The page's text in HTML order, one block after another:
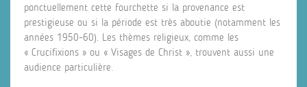
ponctuellement cette fourchette si la provenance est
prestigieuse ou si la période est très aboutie (notamment les
années 1950-60). Les thèmes religieux, comme les
« Crucifixions » ou « Visages de Christ », trouvent aussi une
audience particulière.